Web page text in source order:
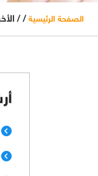
الصفحة الرئيسية / /